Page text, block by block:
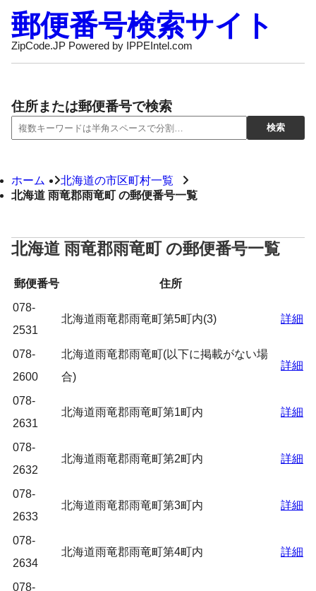
郵便番号検索サイト
ZipCode.JP Powered by IPPEIntel.com
住所または郵便番号で検索
ホーム
北海道の市区町村一覧
北海道 雨竜郡雨竜町 の郵便番号一覧
北海道 雨竜郡雨竜町 の郵便番号一覧
郵便番号
住所
078-
2531
北海道雨竜郡雨竜町第5町内(3) 詳細
078-
2600
北海道雨竜郡雨竜町(以下に掲載がない場
合)
詳細
078-
2631
北海道雨竜郡雨竜町第1町内 詳細
078-
2632
北海道雨竜郡雨竜町第2町内 詳細
078-
2633
北海道雨竜郡雨竜町第3町内 詳細
078-
2634
北海道雨竜郡雨竜町第4町内 詳細
078-